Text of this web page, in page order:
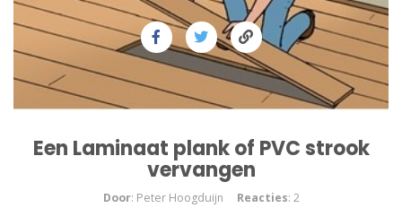
Een Laminaat plank of PVC strook
vervangen
Door: Peter Hoogduijn Reacties: 2